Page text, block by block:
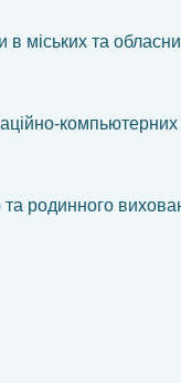
міських та
компьютерних
та родинного